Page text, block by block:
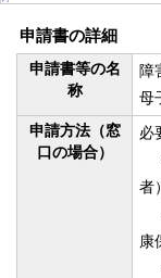
申請書の詳細
申請書等の名
称
障
母
申請方法（窓
口の場合）
必
者
康